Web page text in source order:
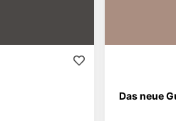
Das neue